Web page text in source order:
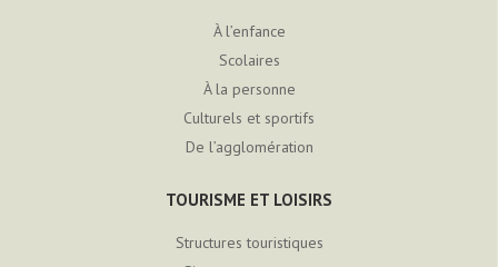
À l’enfance
Scolaires
À la personne
Culturels et sportifs
De l’agglomération
TOURISME ET LOISIRS
Structures touristiques